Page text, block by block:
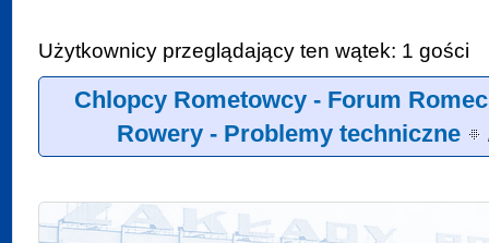
Użytkownicy przeglądający ten wątek: 1 gości
Chlopcy Rometowcy - Forum
Rowery - Problemy techniczne